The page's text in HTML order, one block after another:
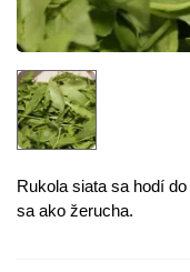
Rukola siata sa hodí
sa ako žerucha.